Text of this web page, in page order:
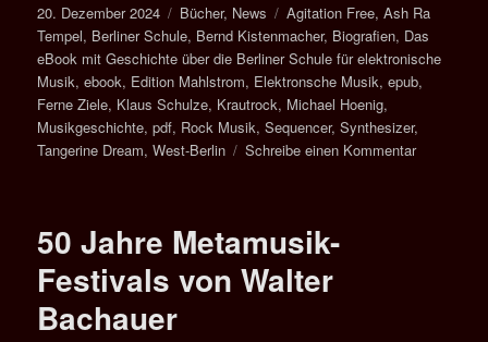
Veröffentlicht
am
20. Dezember 2024 Kategorien
Bücher, News Schlagwörter
Agitation Free,Ash Ra
Tempel, Berliner Schule, Bernd Kistenmacher, Biografien, Das
eBook mit Geschichte über die Berliner Schule für elektronische
Musik,ebook, Edition Mahlstrom, Elektronsche Musik,epub,
Ferne Ziele, Klaus Schulze, Krautrock, Michael Hoenig,
Musikgeschichte,pdf, Rock Musik,Sequencer,Synthesizer,
Tangerine Dream,West-Berlin Schreibe einen Kommentarzu
50 Jahre Metamusik-
Festivals von Walter
Bachauer